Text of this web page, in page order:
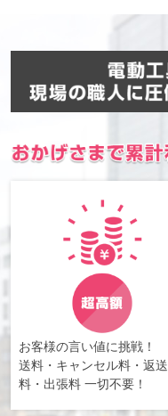
お客様の言い値に挑戦！
送料・キャンセル料・返送
料・出張料 一切不要！